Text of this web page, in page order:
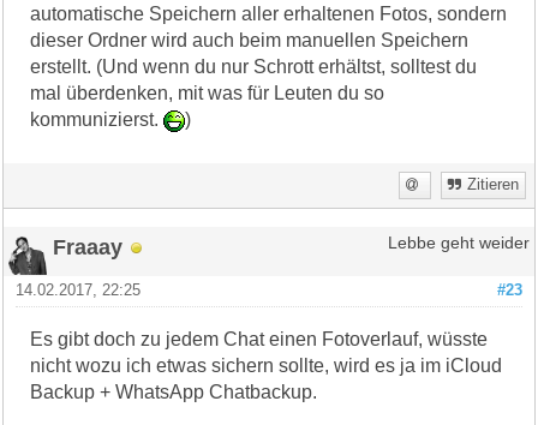
automatische Speichern aller erhaltenen Fotos, sondern
dieser Ordner wird auch beim manuellen Speichern
erstellt. (Und wenn du nur Schrott erhältst, solltest du
mal überdenken, mit was für Leuten du so
kommunizierst.
)
Zitieren
Fraaay Lebbe geht weider
#23
14.02.2017, 22:25
Es gibt doch zu jedem Chat einen Fotoverlauf, wüsste
nicht wozu ich etwas sichern sollte, wird es ja im iCloud
Backup + WhatsApp Chatbackup.